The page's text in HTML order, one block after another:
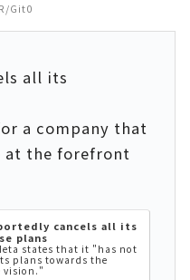
Git0
all its
a company that
at the forefront
cancels all its
plans
states that it "has not
plans towards the
vision."